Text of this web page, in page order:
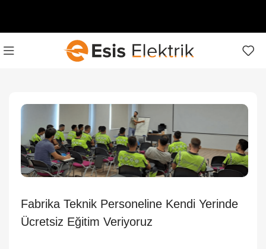
Fabrika Teknik Personeline Kendi Yerinde
Ücretsiz Eğitim Veriyoruz